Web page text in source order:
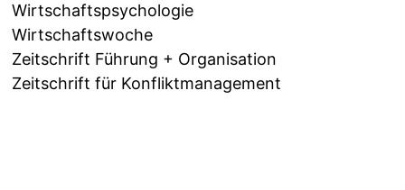
Wirtschaftspsychologie
Wirtschaftswoche
Zeitschrift Führung + Organisation
Zeitschrift für Konfliktmanagement